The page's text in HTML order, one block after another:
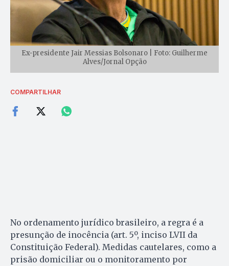
Ex-presidente Jair Messias Bolsonaro | Foto: Guilherme
Alves/Jornal Opção
COMPARTILHAR
No ordenamento jurídico brasileiro, a regra é a
presunção de inocência (art. 5º, inciso LVII da
Constituição Federal). Medidas cautelares, como a
prisão domiciliar ou o monitoramento por